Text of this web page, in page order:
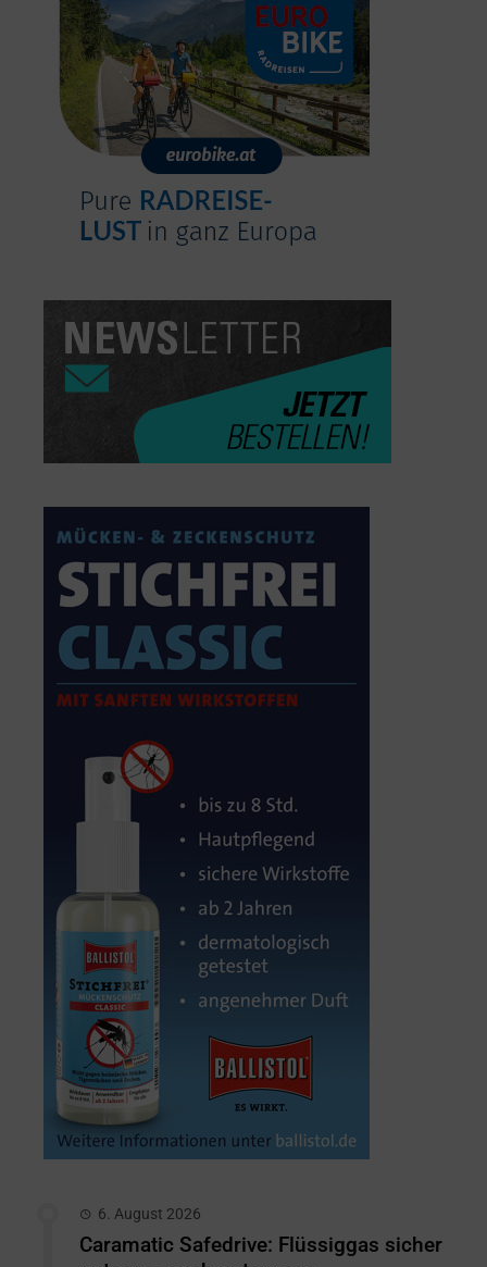
6. August 2026
Caramatic Safedrive: Flüssiggas sicher